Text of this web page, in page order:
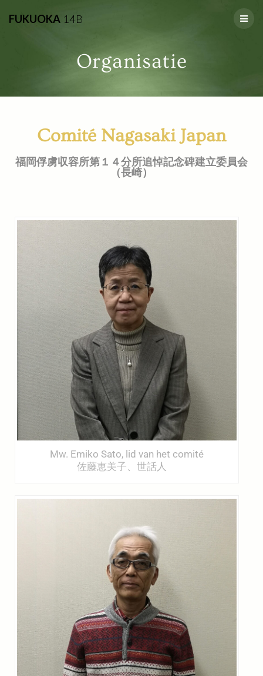
FUKUOKA 14B
Organisatie
Comité Nagasaki Japan
福岡俘虜収容所第１４分所追悼記念碑建立委員会
（長崎）
Mw. Emiko Sato, lid van het comité
佐藤恵美子、世話人